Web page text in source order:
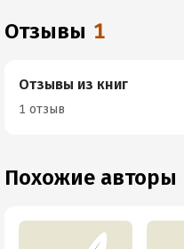
Отзывы 1
Отзывы из книг
1 отзыв
Похожие авторы